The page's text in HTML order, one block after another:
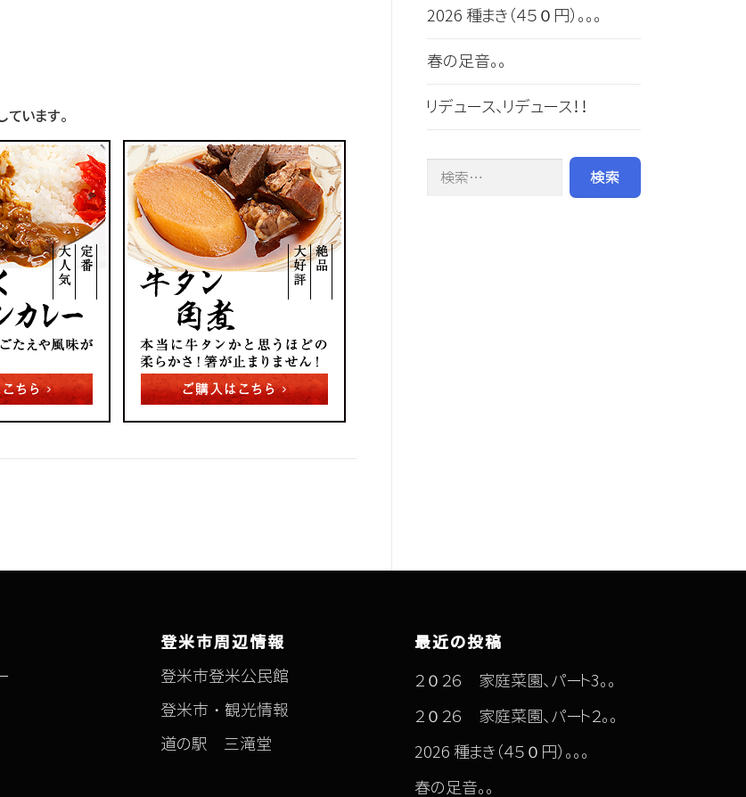
います。
2026 種まき（４５０円）。。。
春の足音。。
リデュース、リデュース！！
登米市周辺情報
登米市登米公民館
登米市・観光情報
道の駅 三滝堂
最近の投稿
２０２６ 家庭菜園、パート3。。
２０２６ 家庭菜園、パート２。。
2026 種まき（４５０円）。。。
春の足音。。